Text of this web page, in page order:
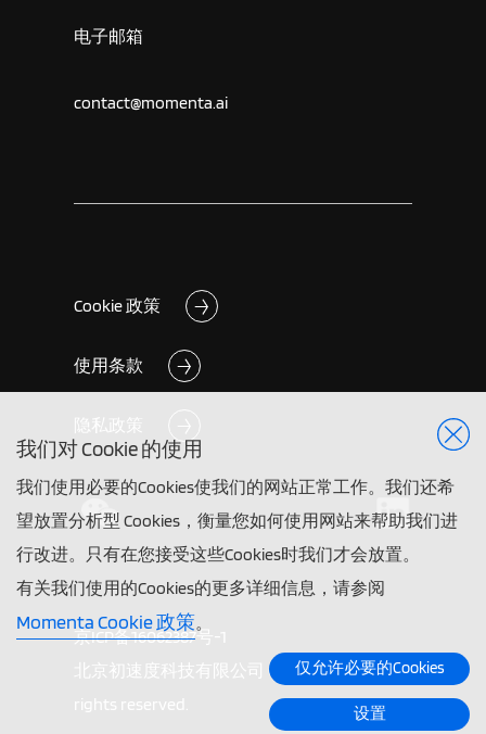
我们对 Cookie 的使用
我们使用必要的Cookies使我们的网站正常工作。我们还希
望放置分析型 Cookies，衡量您如何使用网站来帮助我们进
行改进。只有在您接受这些Cookies时我们才会放置。
有关我们使用的Cookies的更多详细信息，请参阅
Momenta Cookie 政策。
仅允许必要的Cookies
设置
电子邮箱
contact@momenta.ai
Cookie 政策
使用条款
隐私政策
京ICP备16062387号-1
北京初速度科技有限公司 ©2026 Momenta. All
rights reserved.